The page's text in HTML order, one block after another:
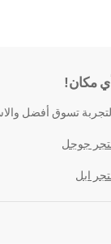
مكان!
تسوق أفضل
جوجل
ابل